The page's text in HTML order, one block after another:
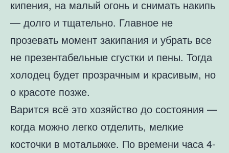
кипения, на малый огонь и снимать накипь
— долго и тщательно. Главное не
прозевать момент закипания и убрать все
не презентабельные сгустки и пены. Тогда
холодец будет прозрачным и красивым, но
о красоте позже.
Варится всё это хозяйство до состояния —
когда можно легко отделить, мелкие
косточки в моталыжке. По времени часа 4-